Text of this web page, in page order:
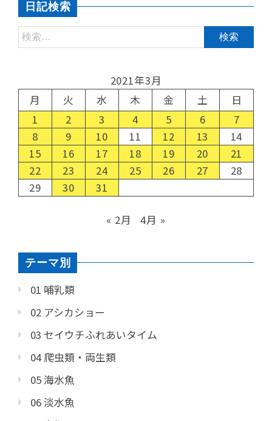
日記検索
2021年3月
月
火 水 木 金 土
日
1
2 3 4 5 6
7
8
9 10 11 12 13
14
15
16 17 18 19 20
21
22
23 24 25 26 27
28
29
30 31
« 2月 4月 »
テーマ別
01 哺乳類
02 アシカショー
03 セイウチふれあいタイム
04 爬虫類・両生類
05 海水魚
06 淡水魚